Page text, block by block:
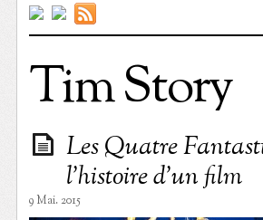
Tim Story
Les Quatre
l’histoire d’un film
9 Mai. 2015